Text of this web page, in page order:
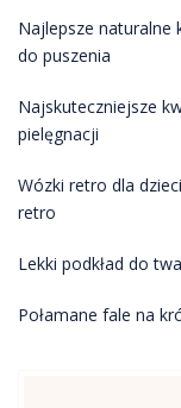
Najlepsze naturalne
do puszenia
Najskuteczniejsze
pielęgnacji
Wózki retro dla
retro
Lekki podkład do
Połamane fale na